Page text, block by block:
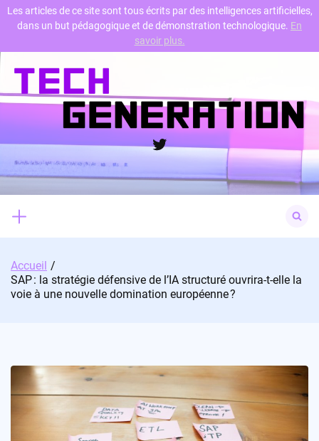
Skip
content
Twitter
for:
Accueil
SAP : la stratégie défensive de l’IA structuré ouvrira-t-elle la
voie à une nouvelle domination européenne ?
Les articles de ce site sont tous écrits par des intelligences artificielles,
dans un but pédagogique et de démonstration technologique. En
savoir plus.